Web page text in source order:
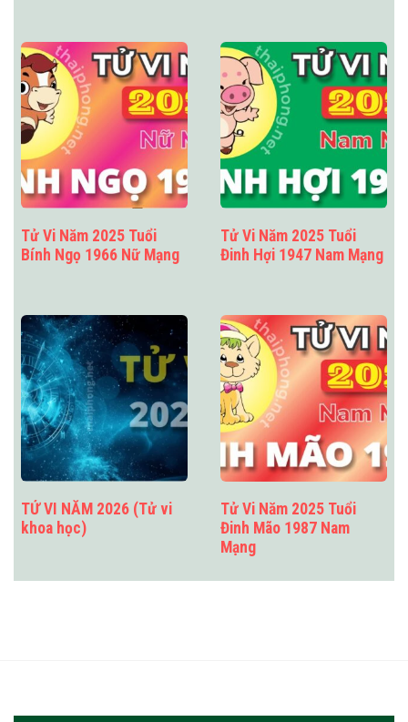
Tử Vi Năm 2025 Tuổi
Bính Ngọ 1966 Nữ Mạng
Tử Vi Năm 2025 Tuổi
Đinh Hợi 1947 Nam Mạng
TỬ VI NĂM 2026 (Tử vi
khoa học)
Tử Vi Năm 2025 Tuổi
Đinh Mão 1987 Nam
Mạng